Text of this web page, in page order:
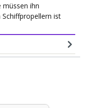
müssen ihn
ist